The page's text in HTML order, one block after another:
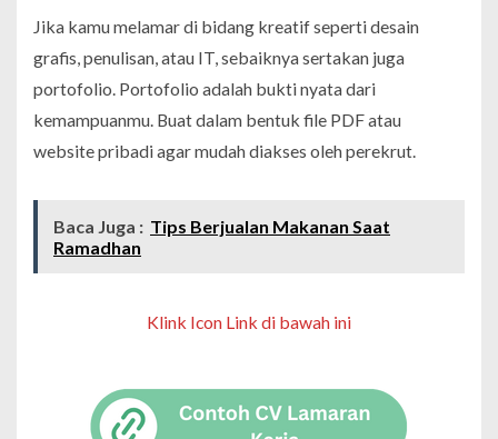
Jika kamu melamar di bidang kreatif seperti desain
grafis, penulisan, atau IT, sebaiknya sertakan juga
portofolio. Portofolio adalah bukti nyata dari
kemampuanmu. Buat dalam bentuk file PDF atau
website pribadi agar mudah diakses oleh perekrut.
Baca Juga : Tips Berjualan Makanan Saat
Ramadhan
Klink Icon Link di bawah ini